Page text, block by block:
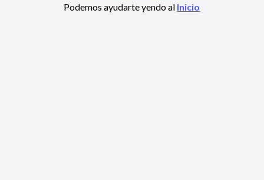
Podemos ayudarte yendo al Inicio